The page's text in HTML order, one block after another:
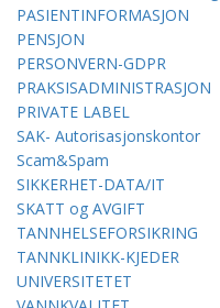
PASIENTINFORMASJON
PENSJON
PERSONVERN-GDPR
PRAKSISADMINISTRASJON
PRIVATE LABEL
SAK- Autorisasjonskontor
Scam&Spam
SIKKERHET-DATA/IT
SKATT og AVGIFT
TANNHELSEFORSIKRING
TANNKLINIKK-KJEDER
UNIVERSITETET